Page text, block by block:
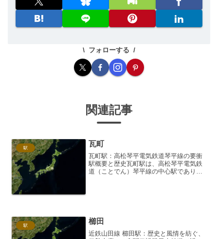
フォローする
関連記事
駅 瓦町
瓦町駅：高松琴平電気鉄道琴平線の要衝
駅概要と歴史瓦町駅は、高松琴平電気鉄
道（ことでん）琴平線の中心駅であり、
駅 櫛田
近鉄山田線 櫛田駅：歴史と風情を紡ぐ、